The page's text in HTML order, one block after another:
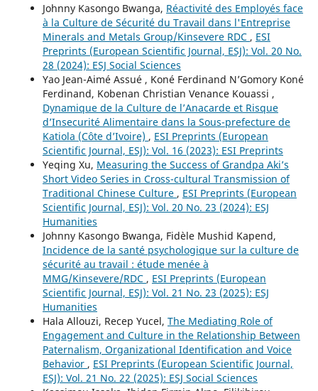
Johnny Kasongo Bwanga, Réactivité des Employés face
à la Culture de Sécurité du Travail dans l'Entreprise
Minerals and Metals Group/Kinsevere RDC , ESI
Preprints (European Scientific Journal, ESJ): Vol. 20 No.
28 (2024): ESJ Social Sciences
Yao Jean-Aimé Assué , Koné Ferdinand N’Gomory Koné
Ferdinand, Kobenan Christian Venance Kouassi ,
Dynamique de la Culture de l’Anacarde et Risque
d’Insecurité Alimentaire dans la Sous-prefecture de
Katiola (Côte d’Ivoire) , ESI Preprints (European
Scientific Journal, ESJ): Vol. 16 (2023): ESI Preprints
Yeqing Xu, Measuring the Success of Grandpa Aki’s
Short Video Series in Cross-cultural Transmission of
Traditional Chinese Culture , ESI Preprints (European
Scientific Journal, ESJ): Vol. 20 No. 23 (2024): ESJ
Humanities
Johnny Kasongo Bwanga, Fidèle Mushid Kapend,
Incidence de la santé psychologique sur la culture de
sécurité au travail : étude menée à
MMG/Kinsevere/RDC , ESI Preprints (European
Scientific Journal, ESJ): Vol. 21 No. 23 (2025): ESJ
Humanities
Hala Allouzi, Recep Yucel, The Mediating Role of
Engagement and Culture in the Relationship Between
Paternalism, Organizational Identification and Voice
Behavior , ESI Preprints (European Scientific Journal,
ESJ): Vol. 21 No. 22 (2025): ESJ Social Sciences